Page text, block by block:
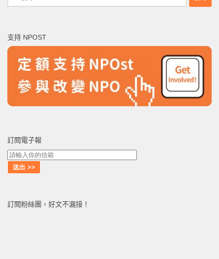
尋
字:
支持 NPOST
訂閱電子報
訂閱粉絲團，好文不漏接！